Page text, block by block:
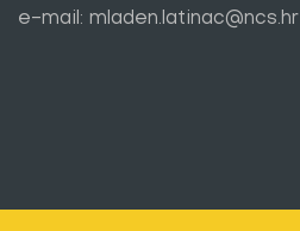
e-mail: mladen.latinac@ncs.hr